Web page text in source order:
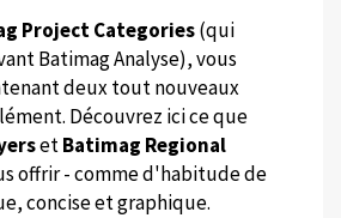
Project Categories(qui
Batimag Analyse), vous
deux tout nouveaux
Découvrez ici ce que
etBatimag Regional
offrir - comme d'habitude de
concise et graphique.